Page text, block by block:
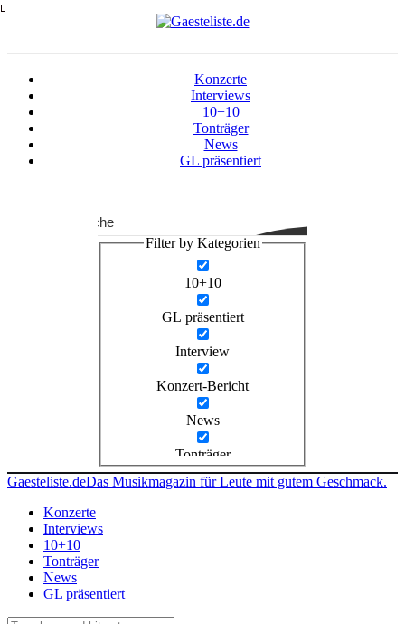
Konzerte
Interviews
10+10
Tonträger
News
GL präsentiert
Suche
Filter by Kategorien
10+10
GL präsentiert
Interview
Konzert-Bericht
News
Tonträger
Gaesteliste.deDas Musikmagazin für Leute mit gutem Geschmack.
Konzerte
Interviews
10+10
Tonträger
News
GL präsentiert